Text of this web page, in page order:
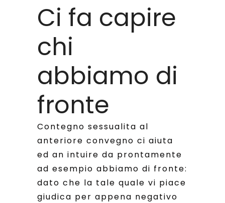
Ci fa capire
chi
abbiamo di
fronte
Contegno sessualita al
anteriore convegno ci aiuta
ed an intuire da prontamente
ad esempio abbiamo di fronte:
dato che la tale quale vi piace
giudica per appena negativo